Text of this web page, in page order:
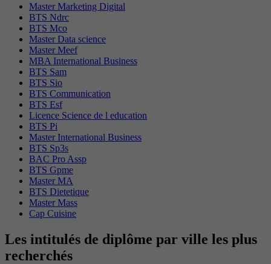
Master Marketing Digital
BTS Ndrc
BTS Mco
Master Data science
Master Meef
MBA International Business
BTS Sam
BTS Sio
BTS Communication
BTS Esf
Licence Science de l education
BTS Pi
Master International Business
BTS Sp3s
BAC Pro Assp
BTS Gpme
Master MA
BTS Dietetique
Master Mass
Cap Cuisine
Les intitulés de diplôme par ville les plus
recherchés